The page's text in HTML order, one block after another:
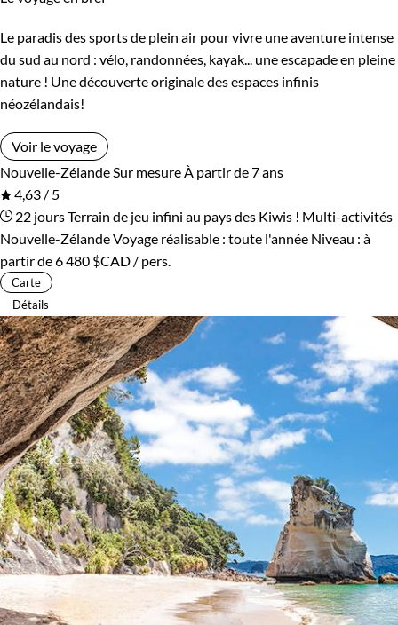
Le paradis des sports de plein air pour vivre une aventure intense
du sud au nord : vélo, randonnées, kayak... une escapade en pleine
nature ! Une découverte originale des espaces infinis
néozélandais!
Voir le voyage
Nouvelle-ZélandeSur mesureÀ partir de 7 ans
4,63 / 5
22 joursTerrain de jeu infini au pays des Kiwis ! Multi-activités
Nouvelle-ZélandeVoyage réalisable : toute l'année Niveau : à
partir de6 480 $CAD / pers.
Carte
Détails